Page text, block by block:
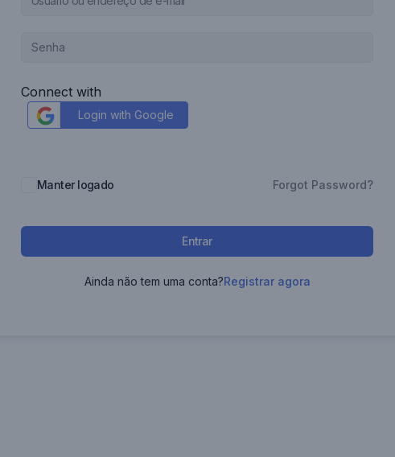
Connect with
Login with Google
Manter logado Forgot Password?
Entrar
Ainda não tem uma conta?Registrar agora